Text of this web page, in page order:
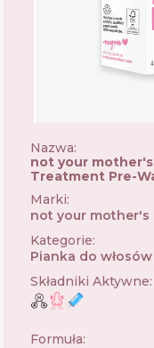
Nazwa:
not your
Treatment Pre-
Marki:
not your mother's
Kategorie:
Pianka do włosów
Składniki Aktywne:
Formuła: